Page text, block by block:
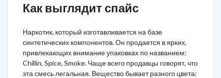
Как выглядит спайс
Наркотик, который изготавливается на базе
синтетических компонентов. Он продается в ярких,
привлекающих внимание упаковках по названием:
Chillin, Spice, Smoke. Чаще всего продавцы говорят, что
эта смесь легальная. Вещество бывает разного цвета: